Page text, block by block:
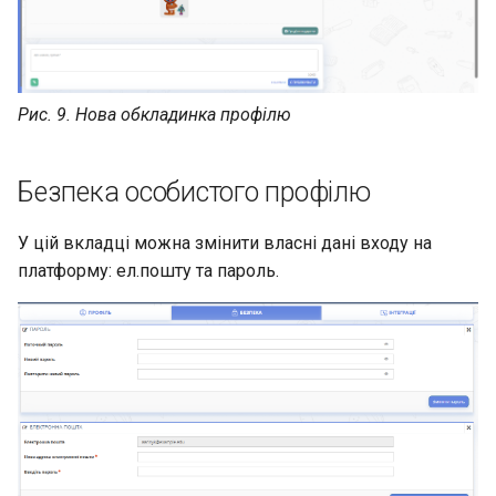
Рис. 9. Нова обкладинка профілю
Безпека особистого профілю
У цій вкладці можна змінити власні дані входу на
платформу: ел.пошту та пароль.